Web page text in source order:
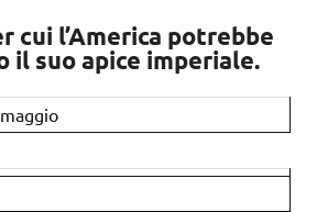
cui l’America potrebbe
il suo apice imperiale.